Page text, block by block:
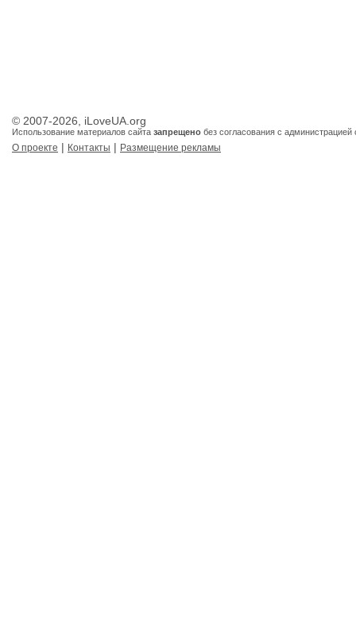
© 2007-2026, iLoveUA.org
Использование материалов сайта запрещено без согласования с администрацией
О проекте | Контакты | Размещение рекламы